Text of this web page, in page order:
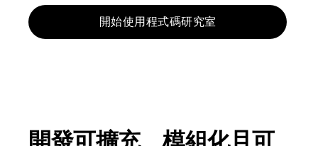
開始使用程式碼研究室